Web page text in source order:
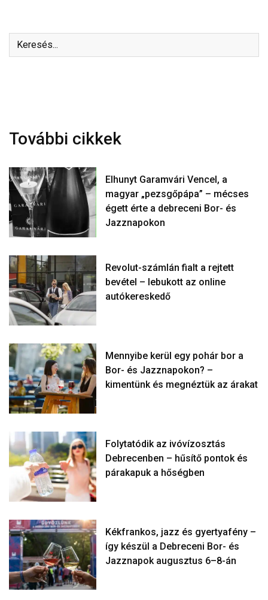
További cikkek
Elhunyt Garamvári Vencel, a
magyar „pezsgőpápa” – mécses
égett érte a debreceni Bor- és
Jazznapokon
Revolut-számlán fialt a rejtett
bevétel – lebukott az online
autókereskedő
Mennyibe kerül egy pohár bor a
Bor- és Jazznapokon? –
kimentünk és megnéztük az árakat
Folytatódik az ivóvízosztás
Debrecenben – hűsítő pontok és
párakapuk a hőségben
Kékfrankos, jazz és gyertyafény –
így készül a Debreceni Bor- és
Jazznapok augusztus 6–8-án